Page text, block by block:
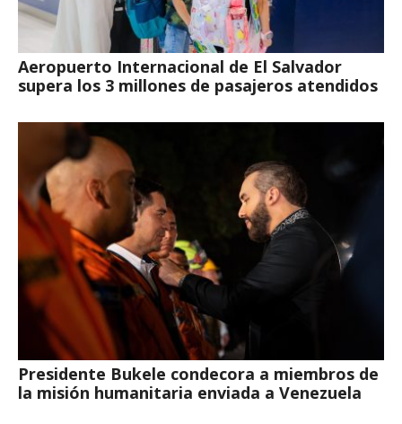
Aeropuerto Internacional de El Salvador
supera los 3 millones de pasajeros atendidos
Presidente Bukele condecora a miembros de
la misión humanitaria enviada a Venezuela